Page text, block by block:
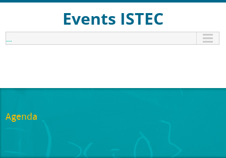
Events ISTEC
...
Agenda
1:00 am